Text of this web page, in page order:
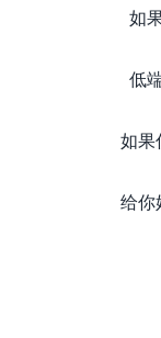
如
低
如果
给你